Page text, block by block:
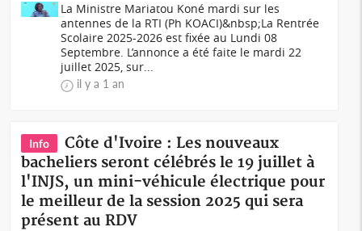
La Ministre Mariatou Koné mardi sur les
antennes de la RTI (Ph KOACI)&nbsp;La Rentrée
Scolaire 2025-2026 est fixée au Lundi 08
Septembre. L’annonce a été faite le mardi 22
juillet 2025, sur...
il y a 1 an
Info
Côte d'Ivoire : Les nouveaux
bacheliers seront célébrés le 19 juillet à
l'INJS, un mini-véhicule électrique pour
le meilleur de la session 2025 qui sera
présent au RDV